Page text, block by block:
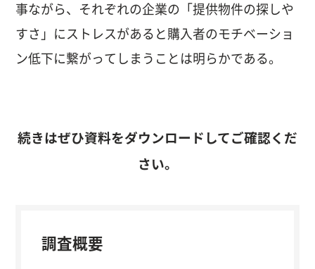
事ながら、それぞれの企業の「提供物件の探しや
すさ」にストレスがあると購入者のモチベーショ
ン低下に繋がってしまうことは明らかである。
続きはぜひ資料をダウンロードしてご確認くだ
さい。
調査概要